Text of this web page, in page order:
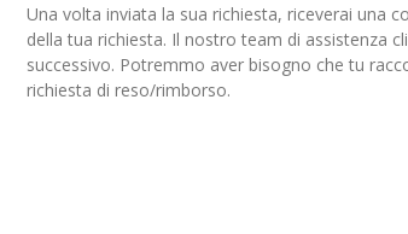
Una volta inviata la sua richiesta, riceverai una
della tua richiesta. Il nostro team di assistenza
successivo. Potremmo aver bisogno che tu
richiesta di reso/rimborso.